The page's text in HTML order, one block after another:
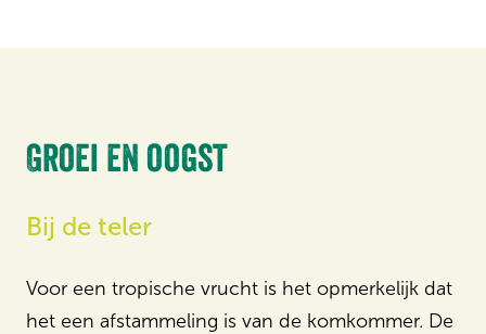
Groei en oogst
Bij de teler
Voor een tropische vrucht is het opmerkelijk dat
het een afstammeling is van de komkommer. De